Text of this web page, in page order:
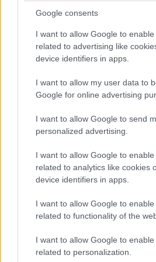
Google consents
I want to allow Google to
related to advertising like
device identifiers in apps.
I want to allow my user data to
Google for online advertising
I want to allow Google to send
personalized advertising.
I want to allow Google to
related to analytics like cookies
device identifiers in apps.
I want to allow Google to
related to functionality of the
I want to allow Google to
related to personalization.
Rodeada por las aguas
solo ocho millas de Cancún ,
Mujeres. Esta isla es un punto
día, pero también tiene un
patrimonio cultural de la
que se traduce como la isla
sagrada para la diosa maya
los viajeros llegan en ferry
relajarse en las pintorescas
granja de tortugas local,
esnórquel en las aguas
de las playas de Cancún.